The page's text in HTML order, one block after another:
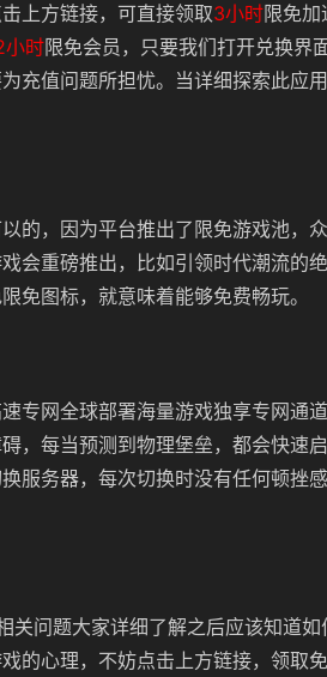
上方链接，可直接领取3小时限免
小时限免会员，只要我们打开兑换界
充值问题所担忧。当详细探索此应
的，因为平台推出了限免游戏池，
会重磅推出，比如引领时代潮流的
免图标，就意味着能够免费畅玩。
专网全球部署海量游戏独享专网通
，每当预测到物理堡垒，都会快速
服务器，每次切换时没有任何顿挫
关问题大家详细了解之后应该知道
的心理，不妨点击上方链接，领取